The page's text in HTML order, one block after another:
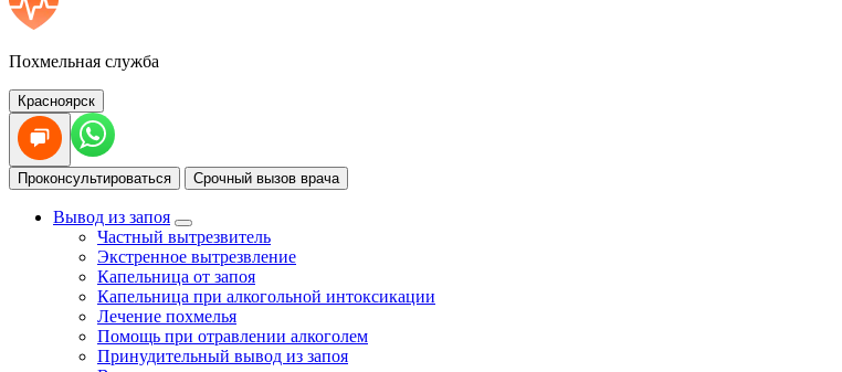
Похмельная служба
Красноярск
Проконсультироваться Срочный вызов врача
Вывод из запоя
Частный вытрезвитель
Экстренное вытрезвление
Капельница от запоя
Капельница при алкогольной интоксикации
Лечение похмелья
Помощь при отравлении алкоголем
Принудительный вывод из запоя